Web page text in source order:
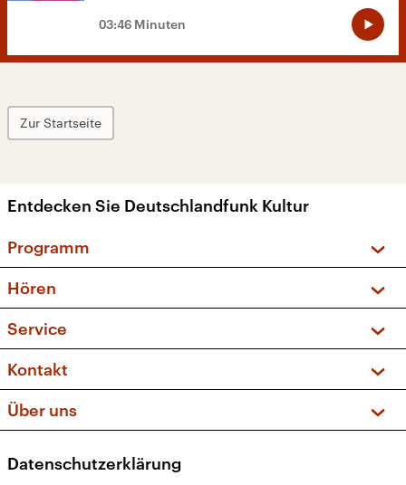
03:46 Minuten
Zur Startseite
Entdecken Sie Deutschlandfunk Kultur
Programm
Sendungen und Podcasts
Musikliste
Kakadu – Das Kinderprogramm
Hören
Frequenzen (UKW + DAB+)
Service
FAQ
Apps
Newsletter
Veranstaltungen
Kontakt
Social Media
Über uns
Presse
Datenschutzerklärung